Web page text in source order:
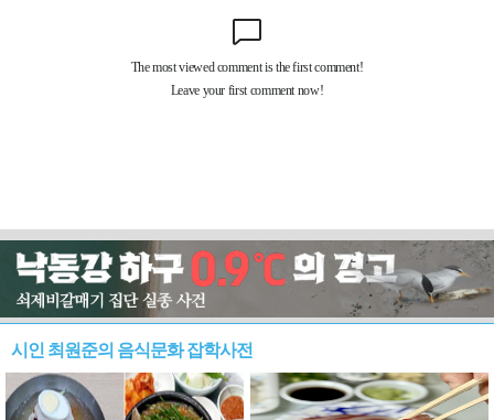
시인 최원준의 음식문화 잡학사전